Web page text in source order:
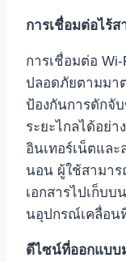
การเชื่อมต่อไร้
การเชื่อมต่อ
ปลอดภัยตามมา
ป้องกันการดักจั
ระยะไกลได้อย่
อินเทอร์เน็ตแล
นอน ผู้ใช้สามา
เอกสารไปเก็บ
นอุปกรณ์เคลื่อนที่
ดีไซน์ที่ออกแบบ